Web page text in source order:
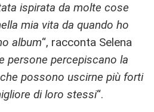
ispirata da molte cose
mia vita da quando ho
album“, racconta Selena
persone percepiscano la
possono uscirne più forti
di loro stessi“.